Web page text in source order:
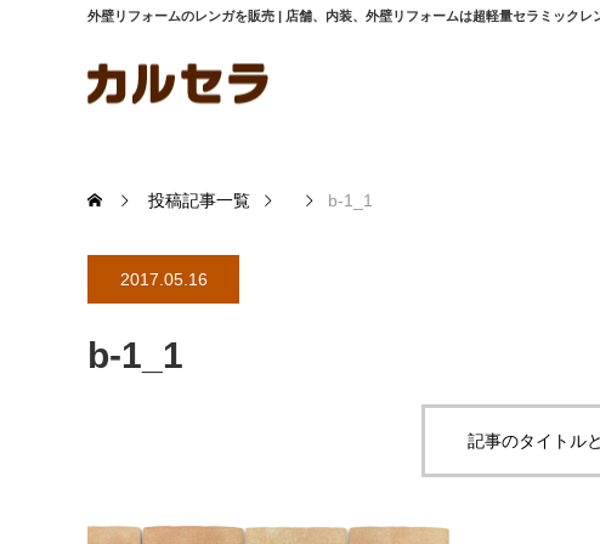
外壁リフォームのレンガを販売 | 店舗、内装、外壁リフォームは超軽量セラミックレ
投稿記事一覧 b-1_1
2017.05.16
b-1_1
記事のタイトル